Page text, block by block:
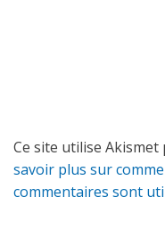
Ce site utilise
savoir plus sur
commentaires sont